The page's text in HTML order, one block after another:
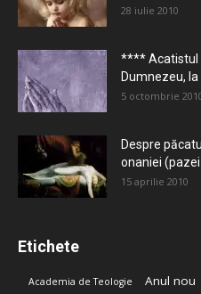
28 iulie 2010
**** Acatistul
Dumnezeu,
5 octombrie
Despre
onaniei (pazei
15 aprilie 2010
Etichete
Academia de Teologie Anul nou